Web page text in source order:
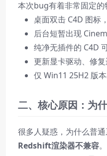
本次bug有着非常固定的
桌面双击 C4D 图标，
后台短暂出现
纯净无插件的 C4D
更新显卡驱动、修
仅 Win11 25H2 版
二、核心原因：为
很多人疑惑，为什么普
Redshift渲染器不兼容。